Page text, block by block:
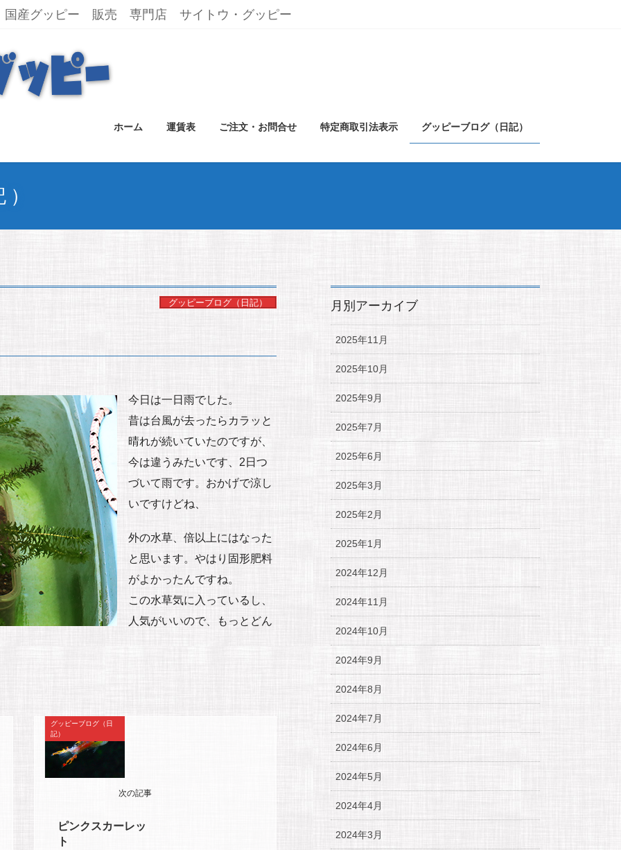
国産グッピー 販売 専門店 サイトウ・グッピー
ホーム 運賃表 ご注文・お問合せ 特定商取引法表示 グッピーブログ（日記）
グッピーブログ（日記）
今日は一日雨でした。
昔は台風が去ったらカラッと
晴れが続いていたのですが、
今は違うみたいです、2日つ
づいて雨です。おかげで涼し
いですけどね、
外の水草、倍以上にはなった
と思います。やはり固形肥料
がよかったんですね。
この水草気に入っているし、
人気がいいので、もっとどん
グッピーブログ（日
記）
次の記事
ピンクスカーレッ
ト
月別アーカイブ
2025年11月
2025年10月
2025年9月
2025年7月
2025年6月
2025年3月
2025年2月
2025年1月
2024年12月
2024年11月
2024年10月
2024年9月
2024年8月
2024年7月
2024年6月
2024年5月
2024年4月
2024年3月